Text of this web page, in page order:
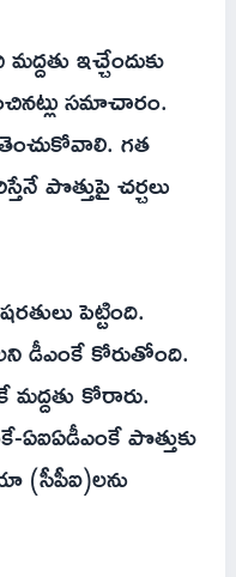
ఇచ్చేందుకు
సమాచారం.
గత
పొత్తుపై చర్చలు
పెట్టింది.
డీఎంకే కోరుతోంది.
మద్దతు కోరారు.
పొత్తుకు
(సీపీఐ)లను